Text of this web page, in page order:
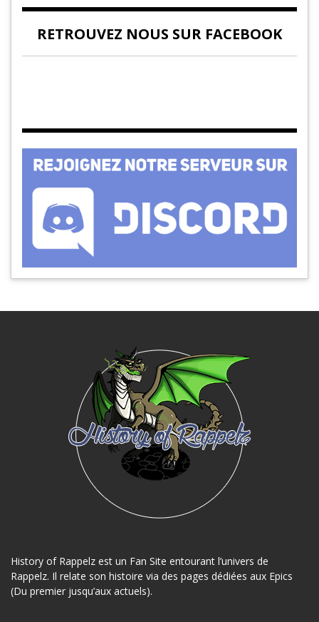
RETROUVEZ NOUS SUR FACEBOOK
History of Rappelz est un Fan Site entourant l’univers de
Rappelz. Il relate son histoire via des pages dédiées aux Epics
(Du premier jusqu’aux actuels).